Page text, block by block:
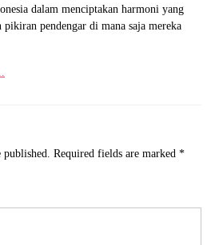
dalam menciptakan harmoni yang
pendengar di mana saja mereka
Required fields are marked *